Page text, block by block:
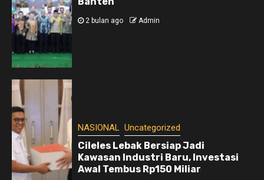
2 bulan ago Admin
NASIONAL Uncategorized
Cileles Lebak Bersiap Jadi
Kawasan Industri Baru, Investasi
Awal Tembus Rp150 Miliar